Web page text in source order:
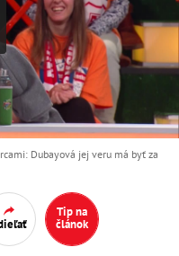
Dubayová jej veru má byť za
Tip na
článok